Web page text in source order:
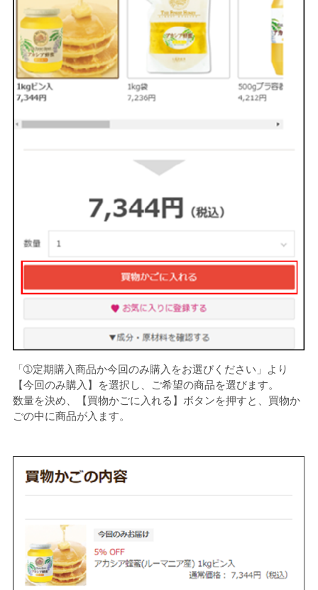
「➀定期購入商品か今回のみ購入をお選びください」より
【今回のみ購入】を選択し、ご希望の商品を選びます。
数量を決め、【買物かごに入れる】ボタンを押すと、買物か
ごの中に商品が入ます。